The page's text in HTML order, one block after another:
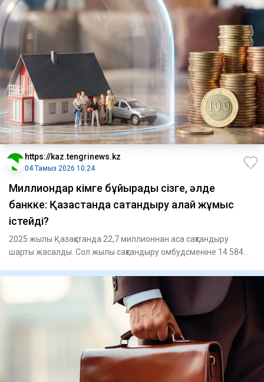
https://kaz.tengrinews.kz
04 Тамыз 2026 10:24
Миллиондар кімге бұйырады сізге, әлде
банкке: Қазақстанда сақтандыру қалай жұмыс
істейді?
2025 жылы Қазақстанда 22,7 миллионнан аса сақтандыру
шарты жасалды. Сол жылы сақтандыру омбудсменіне 14 584